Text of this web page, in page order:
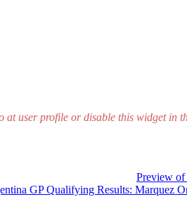
user profile or disable this widget in